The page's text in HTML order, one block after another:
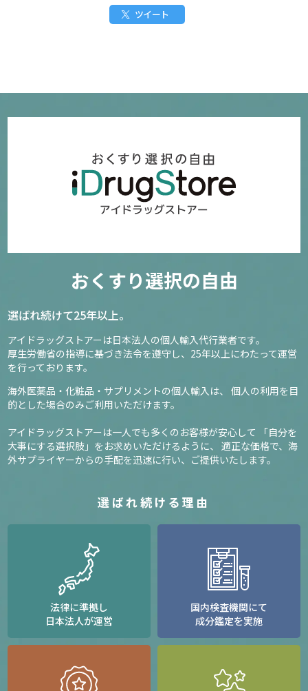
ツイート
おくすり選択の自由
選ばれ続けて25年以上。
アイドラッグストアーは日本法人の個人輸入代行業者です。
厚生労働省の指導に基づき法令を遵守し、 25年以上にわたって運営
を行っております。
海外医薬品・化粧品・サプリメントの個人輸入は、
個人の利用を目
的とした場合のみご利用いただけます。
アイドラッグストアーは一人でも多くのお客様が安心して
「自分を
大事にする選択肢」をお求めいただけるように、
適正な価格で、海
外サプライヤーからの手配を迅速に行い、ご提供いたします。
選ばれ続ける理由
法律に準拠し
日本法人が運営
国内検査機関にて
成分鑑定を実施